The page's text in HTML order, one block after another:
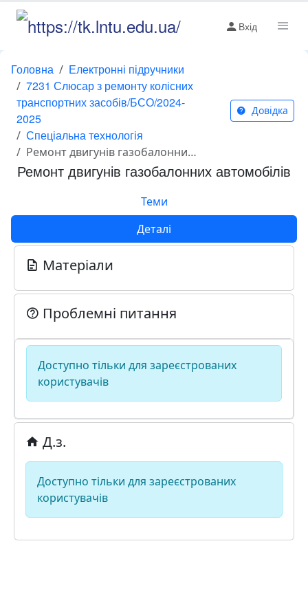
Вхід
Головна
Електронні підручники
7231 Слюсар з ремонту колісних
транспортних засобів/БСО/2024-
2025
Спеціальна технологія
Ремонт двигунів газобалонних автомобілів
Довідка
Ремонт двигунів газобалонних автомобілів
Теми
Деталі
Матеріали
Проблемні питання
Доступно тільки для зареєстрованих
користувачів
Д.з.
Доступно тільки для зареєстрованих
користувачів